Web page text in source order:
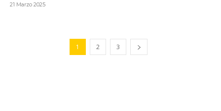
21 Marzo 2025
1 2 3